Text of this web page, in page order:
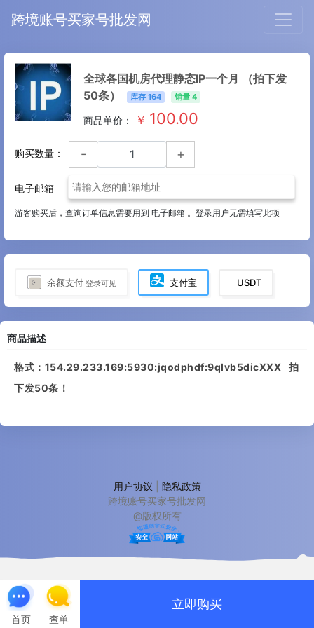
跨境账号买家号批发网
全球各国机房代理静态IP一个月 （拍下发
50条）
库存 164 销量 4
商品单价： ￥ 100.00
购买数量： - +
电子邮箱
游客购买后，查询订单信息需要用到 电子邮箱 。登录用户无需填写此项
余额支付 登录可见 支付宝 USDT
商品描述
格式：154.29.233.169:5930:jqodphdf:9qlvb5dicXXX 拍
下发50条！
首页 查单
立即购买
用户协议
隐私政策
跨境账号买家号批发网
@版权所有